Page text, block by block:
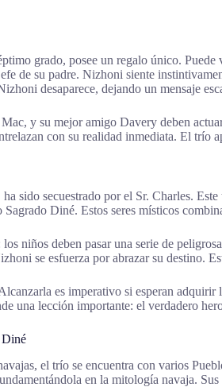
grado, posee un regalo único.
de su padre. Nizhoni siente
desaparece, dejando un mensaje
y su mejor amigo Davery deben
con su realidad inmediata. El
sido secuestrado por el Sr. Charles.
Diné. Estos seres místicos
niños deben pasar una serie de
se esfuerza por abrazar su destino.
es imperativo si esperan
una lección importante: el verdadero
Diné
el trío se encuentra con varios
en la mitología navaja.